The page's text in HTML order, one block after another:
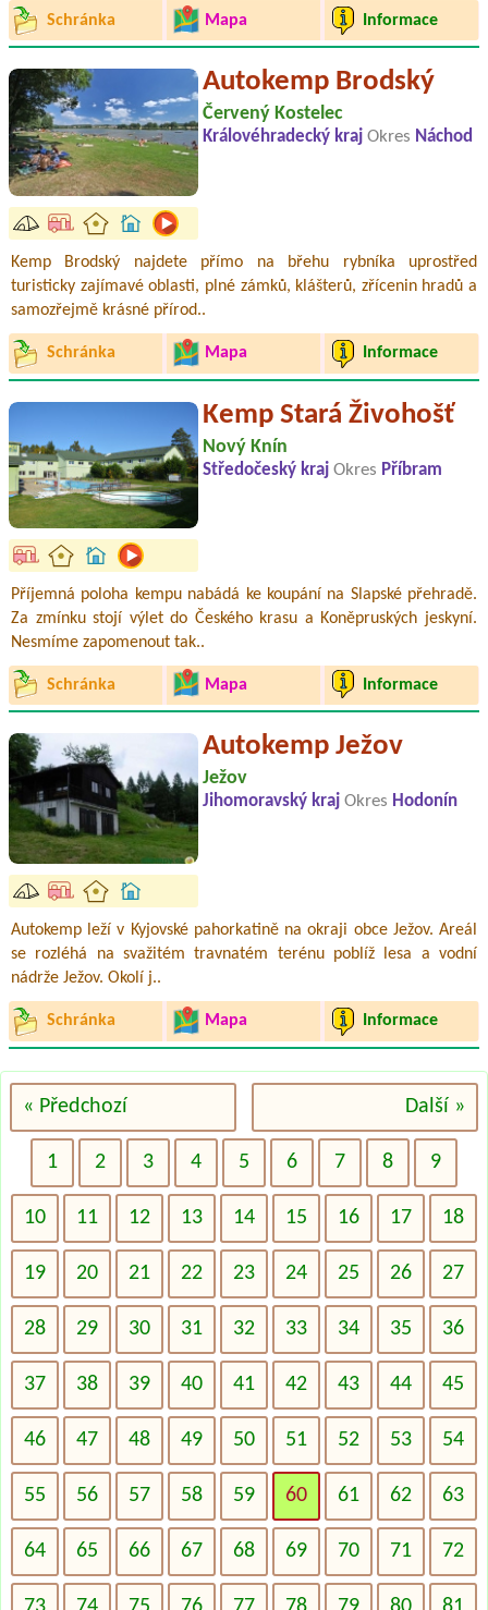
Schránka Mapa Informace
Autokemp Brodský
Červený Kostelec
Královéhradecký kraj Okres Náchod
Kemp Brodský najdete přímo na břehu rybníka uprostřed
turisticky zajímavé oblasti, plné zámků, klášterů, zřícenin hradů a
samozřejmě krásné přírod..
Schránka Mapa Informace
Kemp Stará Živohošť
Nový Knín
Středočeský kraj Okres Příbram
Příjemná poloha kempu nabádá ke koupání na Slapské přehradě.
Za zmínku stojí výlet do Českého krasu a Koněpruských jeskyní.
Nesmíme zapomenout tak..
Schránka Mapa Informace
Autokemp Ježov
Ježov
Jihomoravský kraj Okres Hodonín
Autokemp leží v Kyjovské pahorkatině na okraji obce Ježov. Areál
se rozléhá na svažitém travnatém terénu poblíž lesa a vodní
nádrže Ježov. Okolí j..
Schránka Mapa Informace
« Předchozí Další »
1 2 3 4 5 6 7 8 9
10 11 12 13 14 15 16 17 18
19 20 21 22 23 24 25 26 27
28 29 30 31 32 33 34 35 36
37 38 39 40 41 42 43 44 45
46 47 48 49 50 51 52 53 54
55 56 57 58 59 60 61 62 63
64 65 66 67 68 69 70 71 72